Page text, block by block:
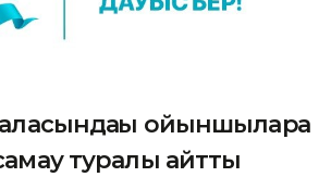
ойыншыларға
туралы айтты